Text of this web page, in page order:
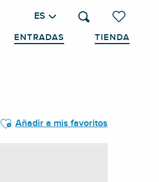
Voir les
Buscar
ES
ENTRADAS TIENDA
Ajouter aux favoris
Añadir a mis favoritos